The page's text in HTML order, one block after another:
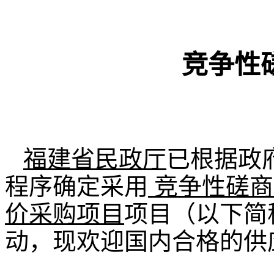
竞争性
福建省民政厅已根据政
程序确定采用 竞争性磋
价采购项目 项目（以下简
动，现欢迎国内合格的